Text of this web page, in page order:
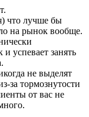
что лучше бы
на рынок вообще.
успевает занять
не выделят
за тормознутости
от вас не